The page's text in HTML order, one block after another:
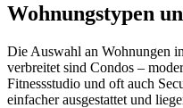
Wohnungstypen
Die Auswahl an Wohnungen
verbreitet sind Condos –
Fitnessstudio und oft auch
einfacher ausgestattet und